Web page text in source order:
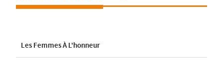
Les Femmes À L'honneur